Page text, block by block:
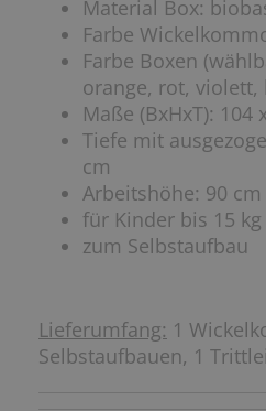
Material Box:
Farbe
Farbe Boxen
orange, rot,
Maße (BxHxT): 104
Tiefe mit
cm
Arbeitshöhe: 90 cm
für Kinder bis 15 kg
zum Selbstaufbau
Lieferumfang: 1
Selbstaufbauen, 1